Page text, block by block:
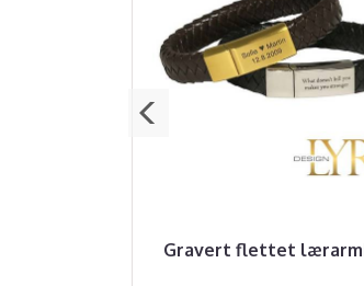
Gravert flettet